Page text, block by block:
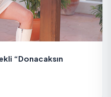
“Donacaksın